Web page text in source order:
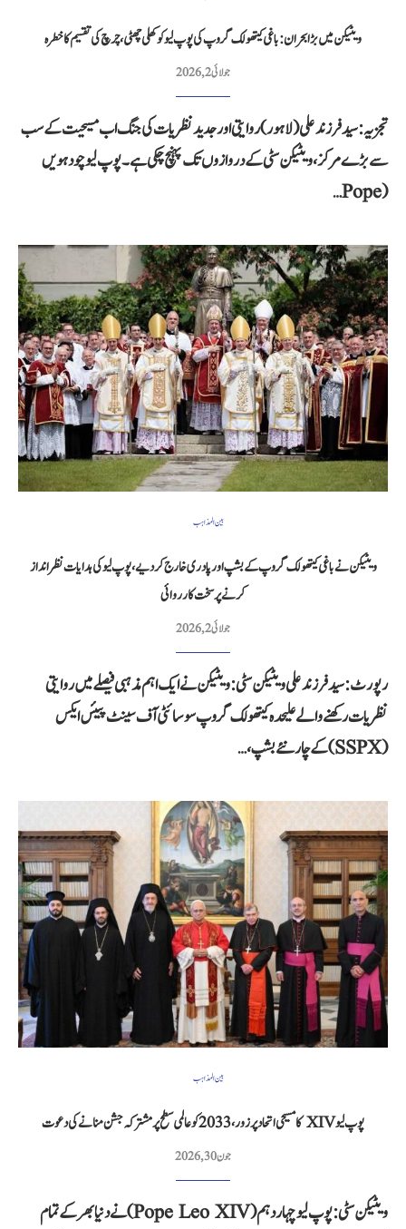
ویٹیکن میں بڑا بحران: باغی کیتھولک گروپ کی پوپ لیو کو کھلی چھٹی، چرچ کی تقسیم کا خطرہ
جولائی 2, 2026
تجزیہ: سید فرزند علی (لاہور) روایتی اور جدید نظریات کی جنگ اب مسیحیت کے سب
سے بڑے مرکز، ویٹیکن سٹی کے دروازوں تک پہنچ چکی ہے۔ پوپ لیو چودہویں
(Pope…
بین المذاہب
ویٹیکن نے باغی کیتھولک گروپ کے بشپ اور پادری خارج کر دیے، پوپ لیو کی ہدایات نظر انداز
کرنے پر سخت کارروائی
جولائی 2, 2026
رپورٹ: سید فرزند علی ویٹیکن سٹی: ویٹیکن نے ایک اہم مذہبی فیصلے میں روایتی
نظریات رکھنے والے علیحدہ کیتھولک گروپ سوسائٹی آف سینٹ پیئس ایکس
(SSPX) کے چار نئے بشپ،…
بین المذاہب
پوپ لیو XIV کا مسیحی اتحاد پر زور، 2033 کو عالمی سطح پر مشترکہ جشن منانے کی دعوت
جون 30, 2026
ویٹیکن سٹی: پوپ لیو چہاردہم (Pope Leo XIV) نے دنیا بھر کے تمام